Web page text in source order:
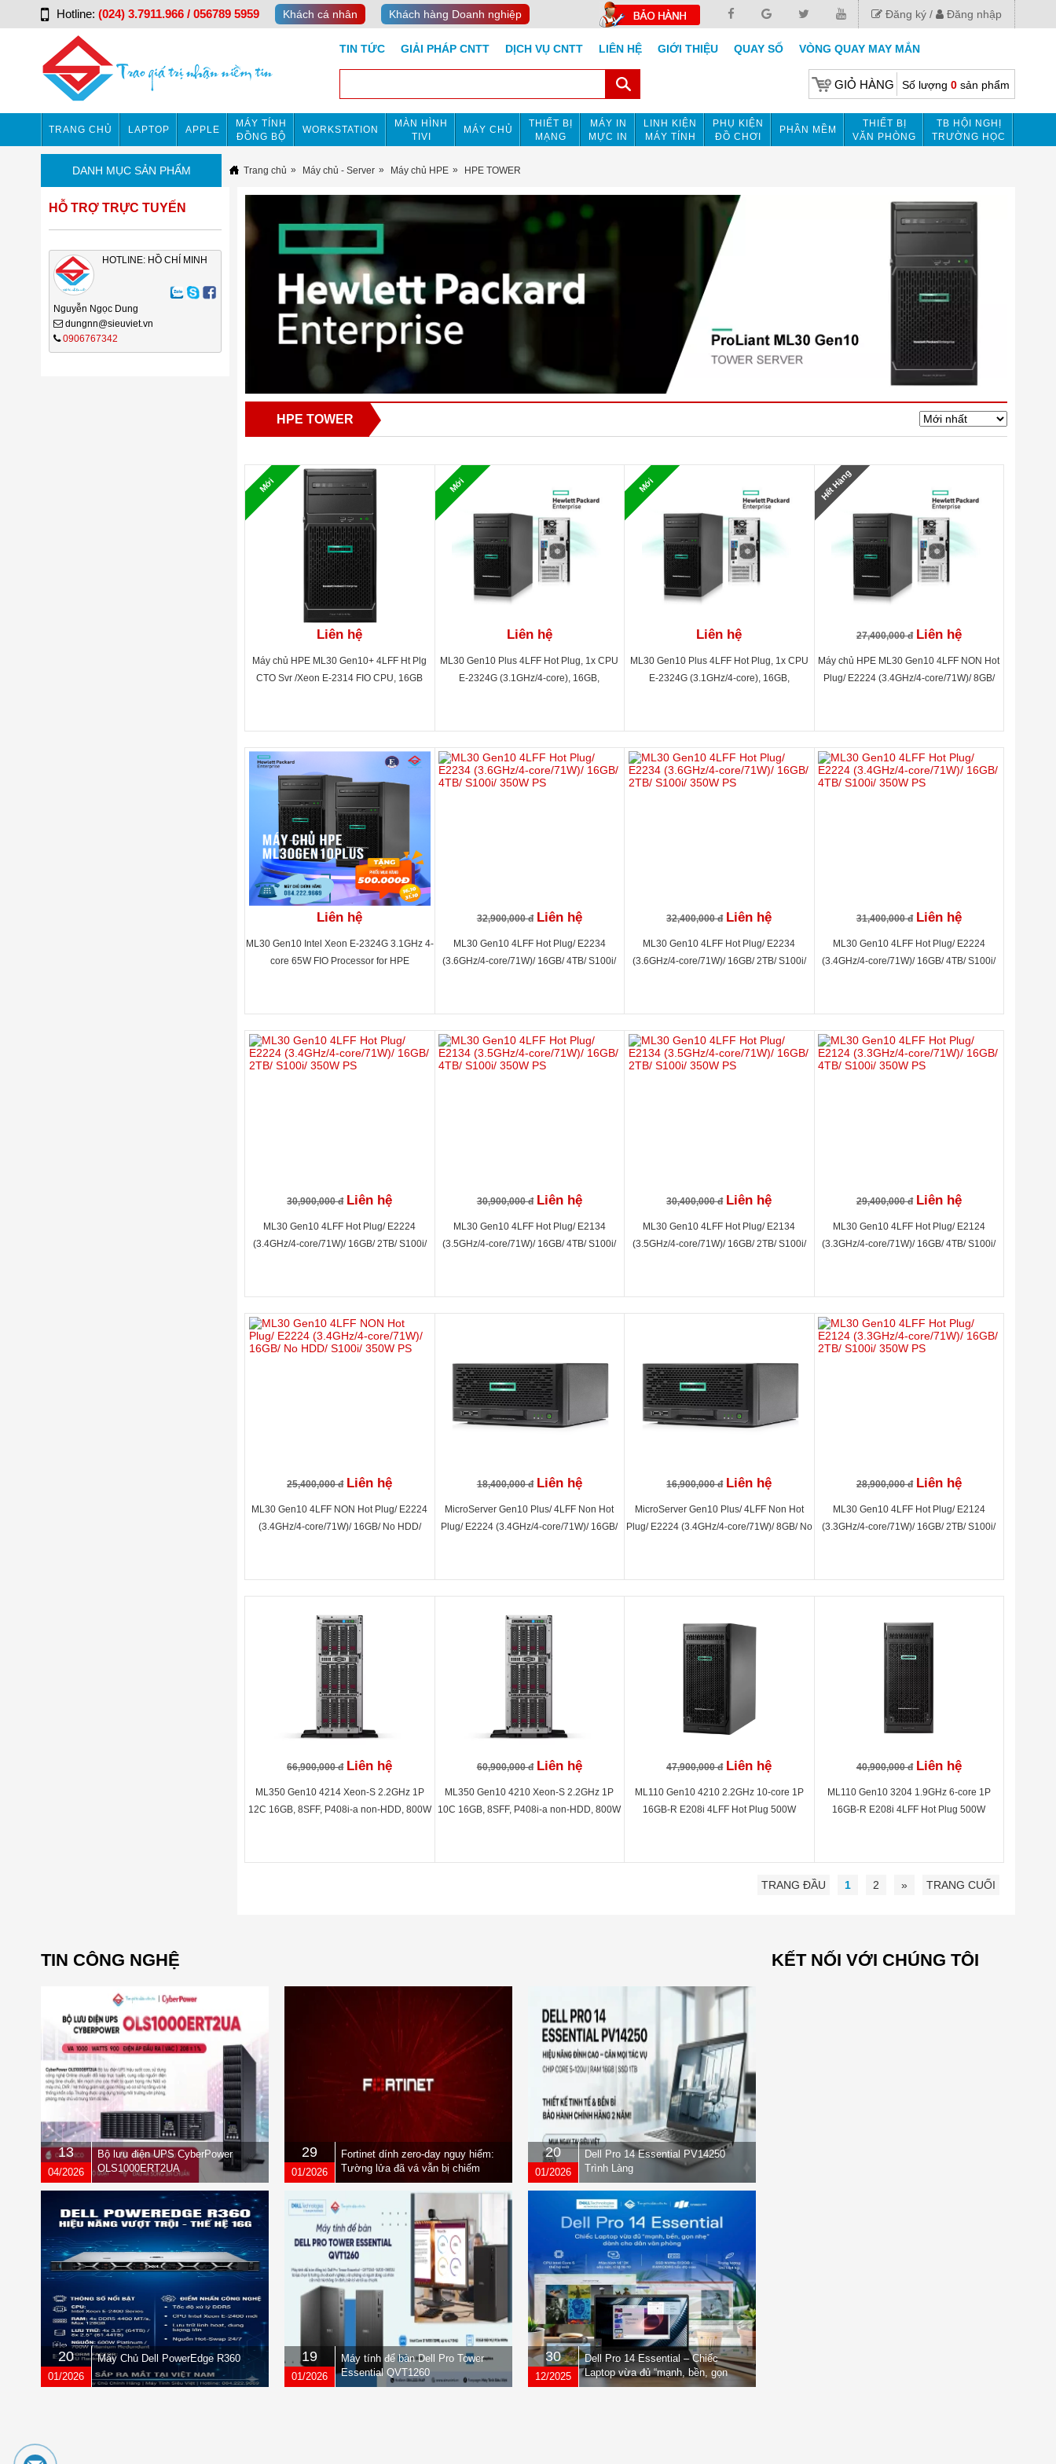
Hotline: (024) 3.7911.966 / 056789 5959 Khách cá nhân Khách hàng Doanh nghiệp Đăng ký Đăng nhập
TIN TỨC GIẢI PHÁP CNTT DỊCH VỤ CNTT LIÊN HỆ GIỚI THIỆU QUAY SỐ VÒNG QUAY MAY MẮN
GIỎ HÀNG Số lượng 0sản phẩm
TRANG CHỦ LAPTOP APPLE
MÁY TÍNH
ĐỒNG BỘ
WORKSTATION
MÀN HÌNH
TIVI
MÁY CHỦ
THIẾT BỊ
MẠNG
MÁY IN
MỰC IN
LINH KIỆN
MÁY TÍNH
PHỤ KIỆN
ĐỒ CHƠI
PHẦN MỀM
THIẾT BỊ
VĂN PHÒNG
TB HỘI NGHỊ
TRƯỜNG HỌC
DANH MỤC SẢN PHẨM Trang chủ Máy chủ - Server Máy chủ HPE HPE TOWER
HPE TOWER
Mới
Liên hệ
Máy chủ HPE ML30 Gen10+ 4LFF Ht Plg
CTO Svr /Xeon E-2314 FIO CPU, 16GB
Mới
Liên hệ
ML30 Gen10 Plus 4LFF Hot Plug, 1x CPU
E-2324G (3.1GHz/4-core), 16GB,
Mới
Liên hệ
ML30 Gen10 Plus 4LFF Hot Plug, 1x CPU
E-2324G (3.1GHz/4-core), 16GB,
Hết Hàng
27,400,000 đ Liên hệ
Máy chủ HPE ML30 Gen10 4LFF NON Hot
Plug/ E2224 (3.4GHz/4-core/71W)/ 8GB/
Liên hệ
ML30 Gen10 Intel Xeon E-2324G 3.1GHz 4-
core 65W FIO Processor for HPE
32,900,000 đ Liên hệ
ML30 Gen10 4LFF Hot Plug/ E2234
(3.6GHz/4-core/71W)/ 16GB/ 4TB/ S100i/
32,400,000 đ Liên hệ
ML30 Gen10 4LFF Hot Plug/ E2234
(3.6GHz/4-core/71W)/ 16GB/ 2TB/ S100i/
31,400,000 đ Liên hệ
ML30 Gen10 4LFF Hot Plug/ E2224
(3.4GHz/4-core/71W)/ 16GB/ 4TB/ S100i/
30,900,000 đ Liên hệ
ML30 Gen10 4LFF Hot Plug/ E2224
(3.4GHz/4-core/71W)/ 16GB/ 2TB/ S100i/
30,900,000 đ Liên hệ
ML30 Gen10 4LFF Hot Plug/ E2134
(3.5GHz/4-core/71W)/ 16GB/ 4TB/ S100i/
30,400,000 đ Liên hệ
ML30 Gen10 4LFF Hot Plug/ E2134
(3.5GHz/4-core/71W)/ 16GB/ 2TB/ S100i/
29,400,000 đ Liên hệ
ML30 Gen10 4LFF Hot Plug/ E2124
(3.3GHz/4-core/71W)/ 16GB/ 4TB/ S100i/
25,400,000 đ Liên hệ
ML30 Gen10 4LFF NON Hot Plug/ E2224
(3.4GHz/4-core/71W)/ 16GB/ No HDD/
18,400,000 đ Liên hệ
MicroServer Gen10 Plus/ 4LFF Non Hot
Plug/ E2224 (3.4GHz/4-core/71W)/ 16GB/
16,900,000 đ Liên hệ
MicroServer Gen10 Plus/ 4LFF Non Hot
Plug/ E2224 (3.4GHz/4-core/71W)/ 8GB/ No
28,900,000 đ Liên hệ
ML30 Gen10 4LFF Hot Plug/ E2124
(3.3GHz/4-core/71W)/ 16GB/ 2TB/ S100i/
66,900,000 đ Liên hệ
ML350 Gen10 4214 Xeon-S 2.2GHz 1P
12C 16GB, 8SFF, P408i-a non-HDD, 800W
60,900,000 đ Liên hệ
ML350 Gen10 4210 Xeon-S 2.2GHz 1P
10C 16GB, 8SFF, P408i-a non-HDD, 800W
47,900,000 đ Liên hệ
ML110 Gen10 4210 2.2GHz 10-core 1P
16GB-R E208i 4LFF Hot Plug 500W
40,900,000 đ Liên hệ
ML110 Gen10 3204 1.9GHz 6-core 1P
16GB-R E208i 4LFF Hot Plug 500W
TRANG ĐẦU 1 2 » TRANG CUỐI
HỖ TRỢ TRỰC TUYẾN
HOTLINE: HỒ CHÍ MINH
Nguyễn Ngọc Dung
dungnn@sieuviet.vn
0906767342
TIN CÔNG NGHỆ
13
04/2026
Bộ lưu điện UPS CyberPower
OLS1000ERT2UA
29
01/2026
Fortinet dính zero-day nguy hiểm:
Tường lửa đã vá vẫn bị chiếm
quyền
20
01/2026
Dell Pro 14 Essential PV14250
Trình Làng
20
01/2026
Máy Chủ Dell PowerEdge R360 19
01/2026
Máy tính để bàn Dell Pro Tower
Essential QVT1260
30
12/2025
Dell Pro 14 Essential – Chiếc
Laptop vừa đủ “mạnh, bền, gọn
nhẹ” dành cho dân văn phòng
KẾT NỐI VỚI CHÚNG TÔI